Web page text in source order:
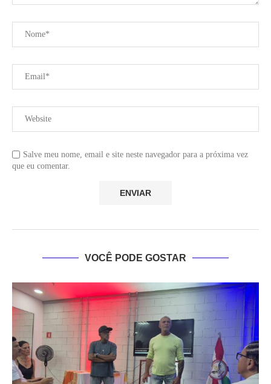
Salve meu nome, email e site neste navegador para a próxima vez
que eu comentar.
VOCÊ PODE GOSTAR